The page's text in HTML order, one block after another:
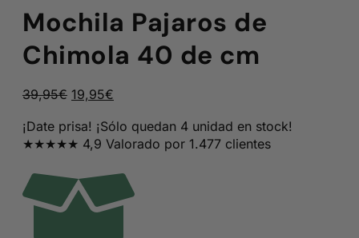
Mochila Pajaros de
Chimola 40 de cm
39,95€ El
original
era:
39,95€.
19,95€
actual
es:
19,95€.
¡Date prisa! ¡Sólo quedan 4 unidad en stock!
★★★★★ 4,9 Valorado por 1.477 clientes